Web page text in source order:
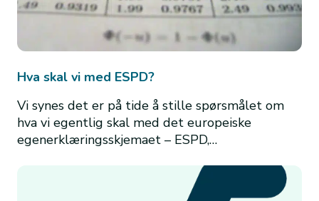
Hva skal vi med ESPD?
Vi synes det er på tide å stille spørsmålet om
hva vi egentlig skal med det europeiske
egenerklæringsskjemaet – ESPD,…